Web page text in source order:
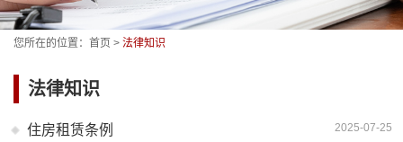
您所在的位置： 首页 > 法律知识
法律知识
2025-07-25
住房租赁条例